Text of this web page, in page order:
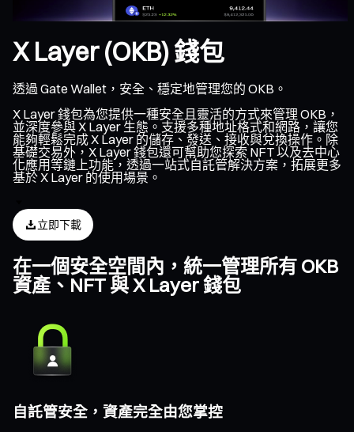
X Layer (OKB) 錢包
透過 Gate Wallet，安全、穩定地管理您的 OKB。
X Layer 錢包為您提供一種安全且靈活的方式來管理 OKB，
並深度參與 X Layer 生態。支援多種地址格式和網路，讓您
能夠輕鬆完成 X Layer 的儲存、發送、接收與兌換操作。除
基礎交易外，X Layer 錢包還可幫助您探索 NFT 以及去中心
化應用等鏈上功能，透過一站式自託管解決方案，拓展更多
基於 X Layer 的使用場景。
立即下載
在一個安全空間內，統一管理所有 OKB
資產、NFT 與 X Layer 錢包
自託管安全，資產完全由您掌控